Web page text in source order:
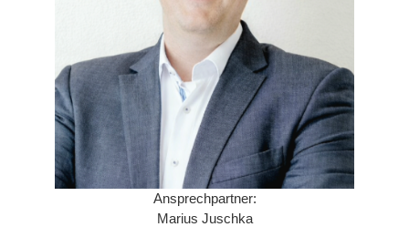
Ansprechpartner:
Marius Juschka